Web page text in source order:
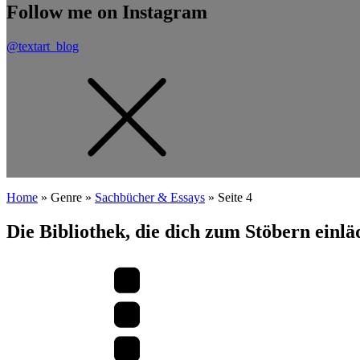
Follow me on Instagram
@textart_blog
Home » Genre » Sachbücher & Essays » Seite 4
Die Bibliothek, die dich zum Stöbern